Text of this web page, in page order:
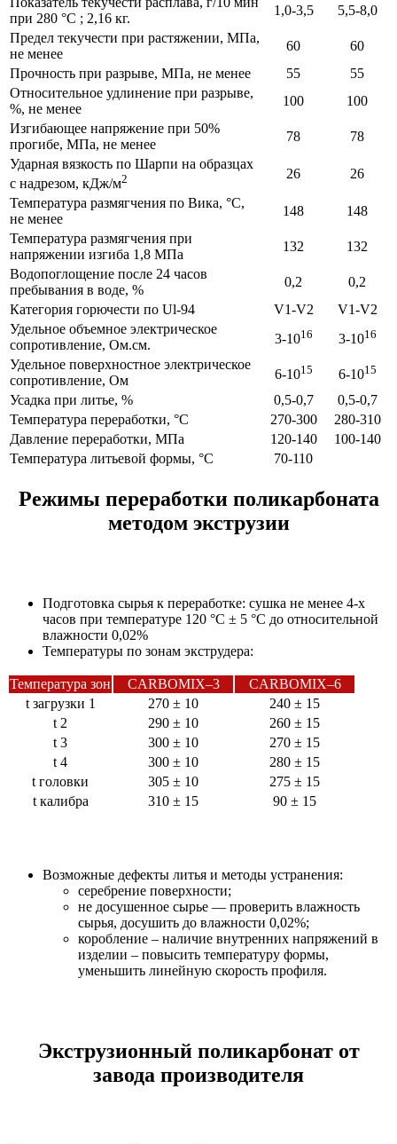
при 280 °С ; 2,16 кг.
1,0-3,5
5,5-8,0
Предел текучести при растяжении, МПа,
не менее
60
60
Прочность при разрыве, МПа, не менее
55
55
Относительное удлинение при разрыве,
%, не менее
100
100
Изгибающее напряжение при 50%
прогибе, МПа, не менее
78
78
Ударная вязкость по Шарпи на образцах
с надрезом, кДж/м2 26
26
Температура размягчения по Вика, °С,
не менее
148
148
Температура размягчения при
напряжении изгиба 1,8 МПа
132
132
Водопоглощение после 24 часов
пребывания в воде, %
0,2
0,2
Категория горючести по Ul-94
V1-V2
V1-V2
Удельное объемное электрическое
сопротивление, Ом.см.
3-1016 3-1016
Удельное поверхностное электрическое
сопротивление, Ом
6-1015 6-1015
Усадка при литье, % 0,5-0,7
0,5-0,7
Температура переработки, °С
270-300
280-310
Давление переработки, МПа
120-140
100-140
Температура литьевой формы, °С
70-110
Режимы переработки поликарбоната
методом экструзии
Подготовка сырья к переработке: сушка не менее 4-х
часов при температуре 120 °С ± 5 °С до относительной
влажности 0,02%
Температуры по зонам экструдера:
Температура зон CARBOMIX–3
CARBOMIX–6
t загрузки 1
270 ± 10
240 ± 15
t 2
290 ± 10
260 ± 15
t 3
300 ± 10
270 ± 15
t 4
300 ± 10
280 ± 15
t головки
305 ± 10
275 ± 15
t калибра
310 ± 15 90 ± 15
Возможные дефекты литья и методы устранения:
серебрение поверхности;
не досушенное сырье — проверить влажность
сырья, досушить до влажности 0,02%;
коробление – наличие внутренних напряжений в
изделии – повысить температуру формы,
уменьшить линейную скорость профиля.
Экструзионный поликарбонат от
завода производителя